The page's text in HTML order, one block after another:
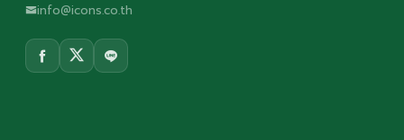
info@icons.co.th